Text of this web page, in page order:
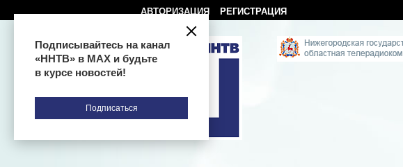
АВТОРИЗАЦИЯ РЕГИСТРАЦИЯ
Подписывайтесь на канал
«ННТВ» в МАХ и будьте
в курсе новостей!
Подписаться